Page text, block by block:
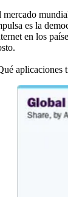
mercado
es la
en los
aplicaciones